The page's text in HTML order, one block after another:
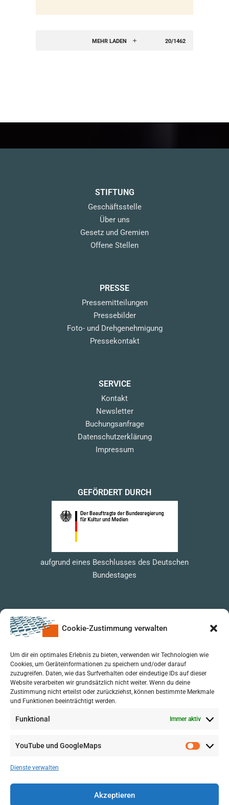
Cookie-Zustimmung verwalten
Um dir ein optimales Erlebnis zu bieten, verwenden wir Technologien wie
Cookies, um Geräteinformationen zu speichern und/oder darauf
zuzugreifen. Daten, wie das Surfverhalten oder eindeutige IDs auf dieser
Website verarbeiten wir grundsätzlich nicht weiter. Wenn du deine
Zustimmung nicht erteilst oder zurückziehst, können bestimmte Merkmale
und Funktionen beeinträchtigt werden.
Funktional Immer aktiv
YouTube und GoogleMaps
Dienste verwalten
Akzeptieren
MEHR LADEN 20/1462
STIFTUNG
Geschäftsstelle
Über uns
Gesetz und Gremien
Offene Stellen
PRESSE
Pressemitteilungen
Pressebilder
Foto- und Drehgenehmigung
Pressekontakt
SERVICE
Kontakt
Newsletter
Buchungsanfrage
Datenschutzerklärung
Impressum
GEFÖRDERT DURCH
aufgrund eines Beschlusses des Deutschen
Bundestages
VERWALTUNG